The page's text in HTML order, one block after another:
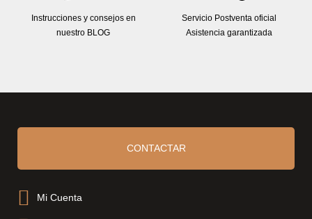
Instrucciones y consejos en
nuestro BLOG
Servicio Postventa oficial
Asistencia garantizada
CONTACTAR
Mi Cuenta